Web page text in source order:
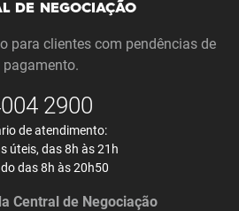
DE NEGOCIAÇÃO
para clientes com pendências de
pagamento.
2900
de atendimento:
úteis, das 8h às 21h
das 8h às 20h50
Central de Negociação